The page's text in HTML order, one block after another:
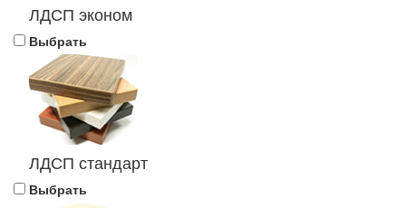
ЛДСП эконом
Выбрать
ЛДСП стандарт
Выбрать